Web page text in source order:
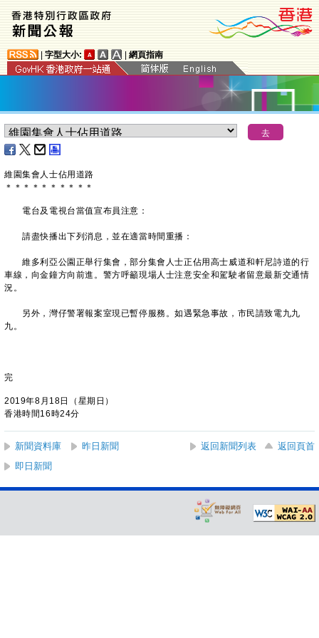
字型大小: 網頁指南
維園集會人士佔用道路
＊ ＊ ＊ ＊ ＊ ＊ ＊ ＊ ＊ ＊
電台及電視台當值宣布員注意：
請盡快播出下列消息，並在適當時間重播：
維多利亞公園正舉行集會，部分集會人士正佔用高士威道和軒尼詩道的行
車線，向金鐘方向前進。警方呼籲現場人士注意安全和駕駛者留意最新交通情
況。
另外，灣仔警署報案室現已暫停服務。如遇緊急事故，市民請致電九九
九。
完
2019年8月18日（星期日）
香港時間16時24分
新聞資料庫 昨日新聞 返回新聞列表
返回頁首
即日新聞